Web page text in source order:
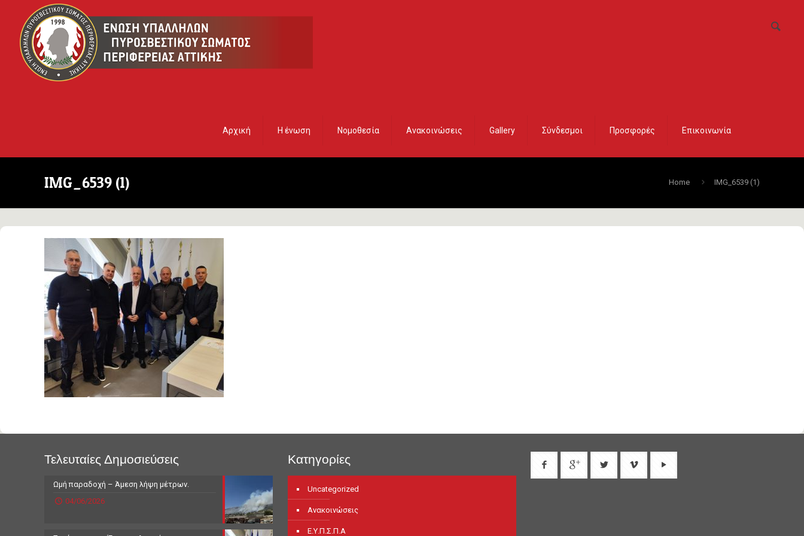
Αρχική Η ένωση Νομοθεσία Ανακοινώσεις Gallery Σύνδεσμοι Προσφορές Επικοινωνία
IMG_6539 (1) Home IMG_6539 (1)
Τελευταίες Δημοσιεύσεις
Ωμή παραδοχή – Άμεση λήψη μέτρων.
04/06/2026
Κατηγορίες
Uncategorized
Ανακοινώσεις
Ε.Υ.Π.Σ.Π.Α